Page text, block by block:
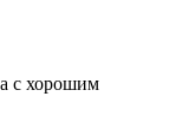
с хорошим